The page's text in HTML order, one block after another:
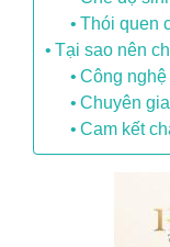
Thói quen
Tại sao nên
Công
Chuyên
Cam kết